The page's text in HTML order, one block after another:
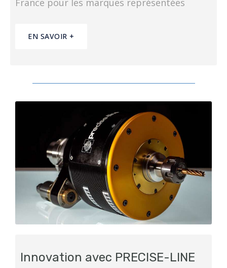
France pour les marques représentées
EN SAVOIR +
Innovation avec PRECISE-LINE